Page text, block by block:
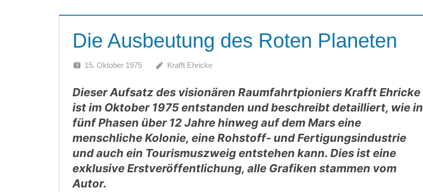
Die Ausbeutung des Roten Planeten
15. Oktober 1975 Krafft Ehricke
Dieser Aufsatz des visionären Raumfahrtpioniers Krafft Ehricke
ist im Oktober 1975 entstanden und beschreibt detailliert, wie in
fünf Phasen über 12 Jahre hinweg auf dem Mars eine
menschliche Kolonie, eine Rohstoff- und Fertigungsindustrie
und auch ein Tourismuszweig entstehen kann. Dies ist eine
exklusive Erstveröffentlichung, alle Grafiken stammen vom
Autor.